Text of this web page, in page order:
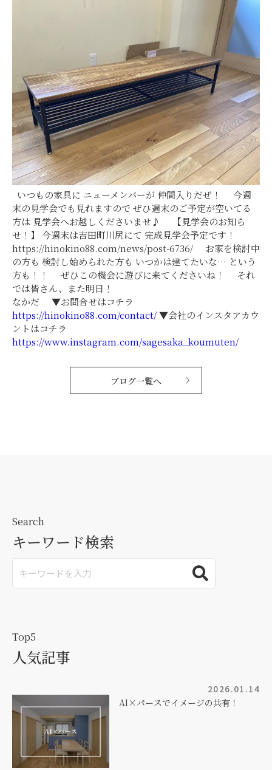
いつもの家具に ニューメンバーが 仲間入りだぜ！ 今週
末の見学会でも見れますので ぜひ週末のご予定が空いてる
方は 見学会へお越しくださいませ♪ 【見学会のお知ら
せ！】 今週末は吉田町川尻にて 完成見学会予定です！
https://hinokino88.com/news/post-6736/ お家を検討中
の方も 検討し始められた方も いつかは建てたいな… という
方も！！ ぜひこの機会に遊びに来てくださいね！ それ
では皆さん、また明日！
なかだ ▼お問合せはコチラ
https://hinokino88.com/contact/▼会社のインスタアカウ
ントはコチラ
https://www.instagram.com/sagesaka_koumuten/
ブログ一覧へ
Search
キーワード検索
Top5
人気記事
2026.01.14
AI×パースでイメージの共有！